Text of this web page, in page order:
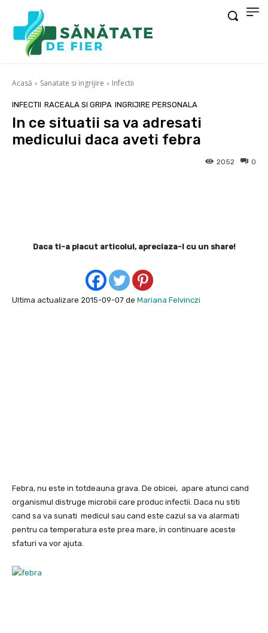
Acasă Sanatate si ingrijire Infectii
INFECTII RACEALA SI GRIPA INGRIJIRE PERSONALA
In ce situatii sa va adresati
medicului daca aveti febra
0
2052
Daca ti-a placut articolul, apreciaza-l cu un share!
Ultima actualizare 2015-09-07 de Mariana Felvinczi
Febra, nu este in totdeauna grava. De obicei, apare atunci cand
organismul distruge microbii care produc infectii. Daca nu stiti
cand sa va sunati medicul sau cand este cazul sa va alarmati
pentru ca temperatura este prea mare, in continuare aceste
sfaturi va vor ajuta.